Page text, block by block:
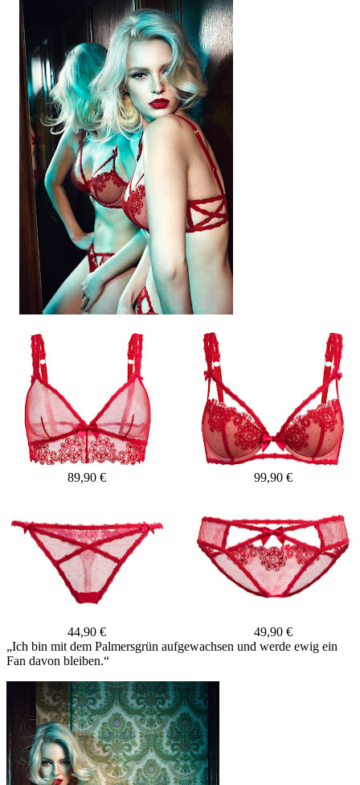
89,90 € 99,90 €
44,90 €
49,90 €
„Ich bin mit dem Palmersgrün aufgewachsen und werde ewig ein
Fan davon bleiben.“